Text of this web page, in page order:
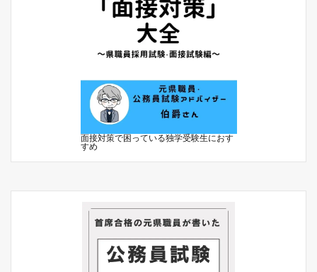
面接対策で困っている独学受験生におす
すめ